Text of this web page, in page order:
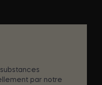
par notre